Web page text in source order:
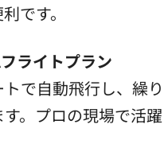
です。
ライトプラン
で自動飛行し、繰
。プロの現場で活躍